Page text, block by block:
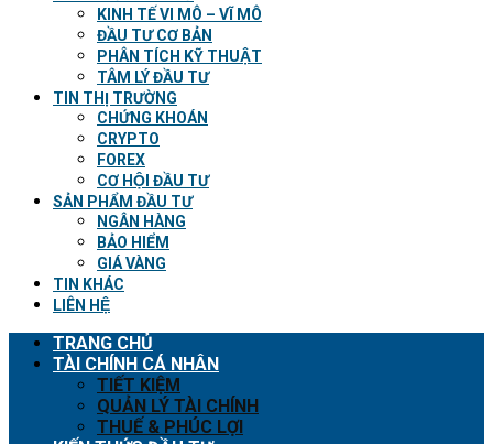
KINH TẾ VI MÔ – VĨ MÔ
ĐẦU TƯ CƠ BẢN
PHÂN TÍCH KỸ THUẬT
TÂM LÝ ĐẦU TƯ
TIN THỊ TRƯỜNG
CHỨNG KHOÁN
CRYPTO
FOREX
CƠ HỘI ĐẦU TƯ
SẢN PHẨM ĐẦU TƯ
NGÂN HÀNG
BẢO HIỂM
GIÁ VÀNG
TIN KHÁC
LIÊN HỆ
TRANG CHỦ
TÀI CHÍNH CÁ NHÂN
TIẾT KIỆM
QUẢN LÝ TÀI CHÍNH
THUẾ & PHÚC LỢI